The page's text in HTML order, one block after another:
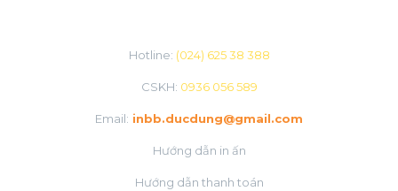
Hotline: (024) 625 38 388
CSKH: 0936 056 589
Email: inbb.ducdung@gmail.com
Hướng dẫn in ấn
Hướng dẫn thanh toán